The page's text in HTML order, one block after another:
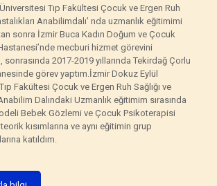
Tıp Fakültesi Çocuk ve Ergen Ruh
Anabilimdalı’ nda uzmanlık eğitimimi
sonra İzmir Buca Kadın Doğum ve Çocuk
mecburi hizmet görevini
sonrasında 2017-2019 yıllarında Tekirdağ Çorlu
görev yaptım.İzmir Dokuz Eylül
Fakültesi Çocuk ve Ergen Ruh Sağlığı ve
Dalındaki Uzmanlık eğitimim sırasında
Bebek Gözlemi ve Çocuk Psikoterapisi
kısımlarına ve aynı eğitimin grup
katıldım.